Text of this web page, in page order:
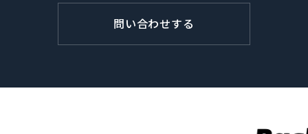
問い合わせする